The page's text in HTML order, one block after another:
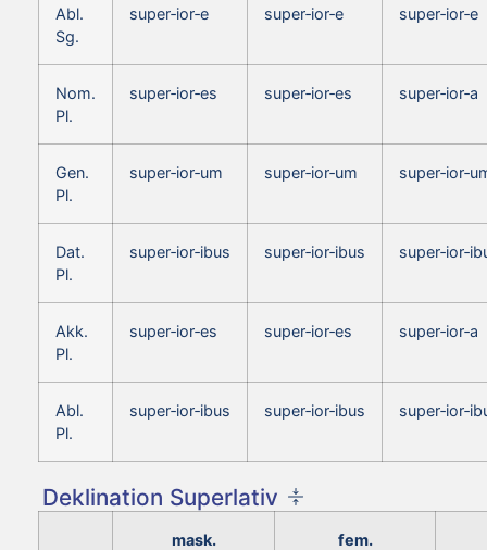
Abl.
Sg.
super‑ior‑e super‑ior‑e super‑ior‑e
Nom.
Pl.
super‑ior‑es super‑ior‑es super‑ior‑a
Gen.
Pl.
super‑ior‑um super‑ior‑um
Dat.
Pl.
super‑ior‑ibus super‑ior‑ibus
Akk.
Pl.
super‑ior‑es super‑ior‑es super‑ior‑a
Abl.
Pl.
super‑ior‑ibus super‑ior‑ibus
Deklination Superlativ
mask. fem.